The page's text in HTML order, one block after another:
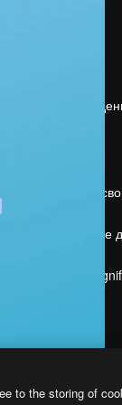
Поиск
Продайте
Помещение
Ищете
to the storing of